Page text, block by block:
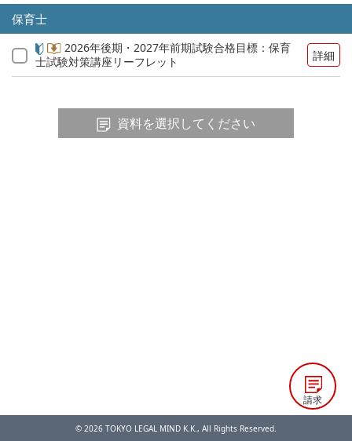
保育士
2026年後期・2027年前期試験合格目標：保育
士試験対策講座リーフレット
詳細
請求
資料を選択してください
© 2026 TOKYO LEGAL MIND K.K., All Rights Reserved.